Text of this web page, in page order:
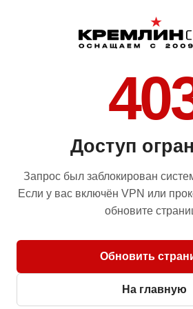
Доступ
Запрос был заблокирован
Если у вас включён VPN или
обновите
Обновить
На главную